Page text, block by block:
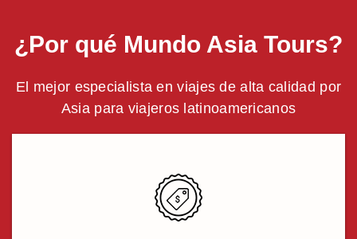
¿Por qué Mundo Asia Tours?
El mejor especialista en viajes de alta calidad por
Asia para viajeros latinoamericanos